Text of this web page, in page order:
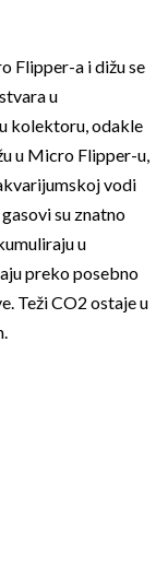
Flipper-a i dižu se
u
kolektoru, odakle
u Micro Flipper-u,
vodi
su znatno
u
preko posebno
Teži CO2 ostaje u